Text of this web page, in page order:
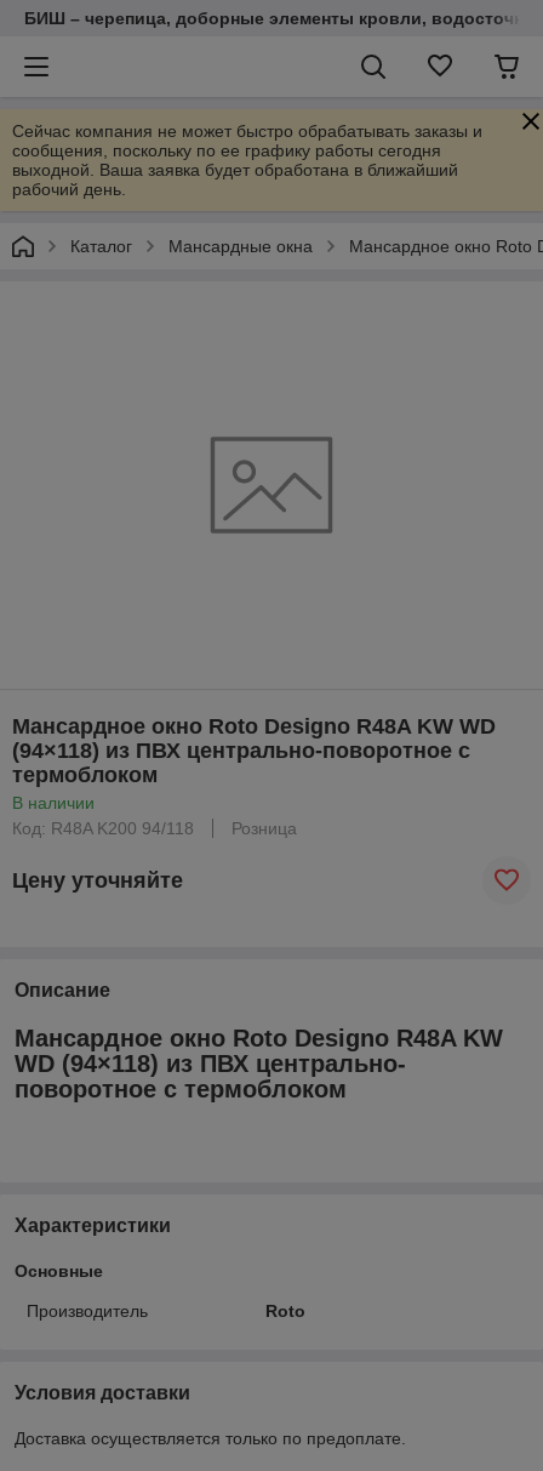
БИШ – черепица, доборные элементы кровли,
Сейчас компания не может быстро обрабатывать заказы и
сообщения, поскольку по ее графику работы сегодня
выходной. Ваша заявка будет обработана в ближайший
рабочий день.
Каталог Мансардные окна Мансардное окно Roto
Мансардное окно Roto Designo R48A KW WD
(94×118) из ПВХ центрально-поворотное с
термоблоком
В наличии
Код: R48A K200 94/118
Розница
Цену уточняйте
Описание
Мансардное окно Roto Designo R48A KW
WD (94×118) из ПВХ центрально-
поворотное с термоблоком
Характеристики
Основные
Производитель Roto
Условия доставки
Доставка осуществляется только по предоплате.